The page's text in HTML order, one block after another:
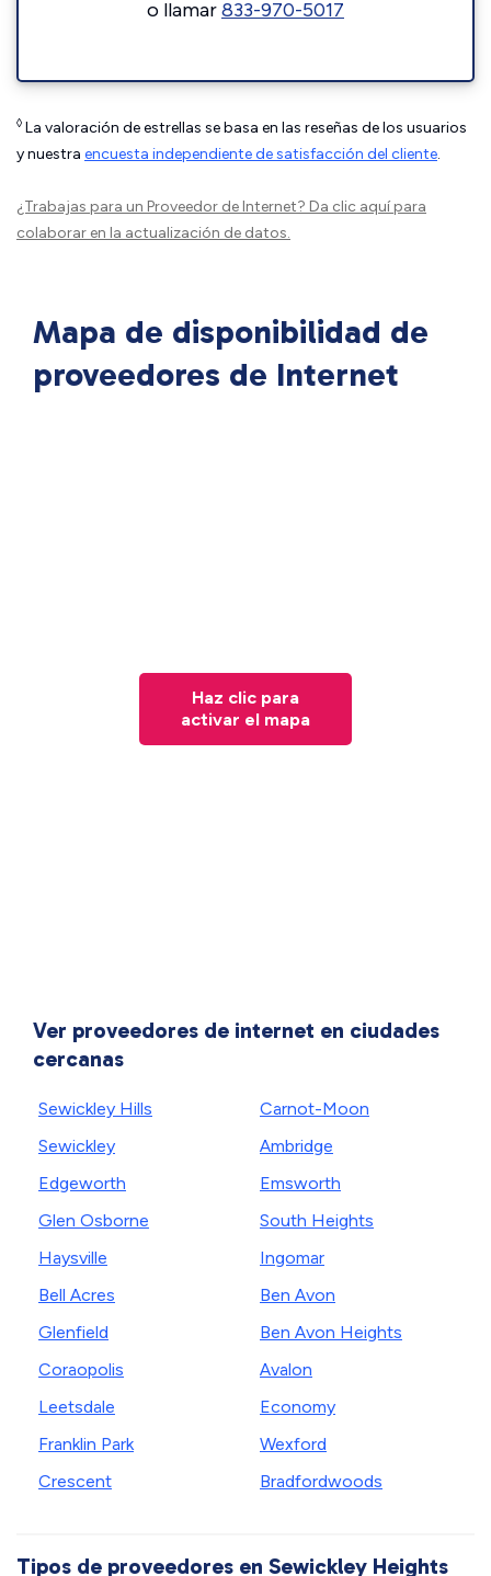
o llamar833-970-5017
◊ La valoración de estrellas se basa en las reseñas de los usuarios
y nuestra encuesta independiente de satisfacción del cliente.
¿Trabajas para un Proveedor de Internet? Da clic aquípara
colaborar en la actualización de datos.
Mapa de disponibilidad de
proveedores de Internet
Haz clic para
activar el mapa
Ver proveedores de internet en ciudades
cercanas
Sewickley Hills
Sewickley
Edgeworth
Glen Osborne
Haysville
Bell Acres
Glenfield
Coraopolis
Leetsdale
Franklin Park
Crescent
Carnot-Moon
Ambridge
Emsworth
South Heights
Ingomar
Ben Avon
Ben Avon Heights
Avalon
Economy
Wexford
Bradfordwoods
Tipos de proveedores en Sewickley Heights